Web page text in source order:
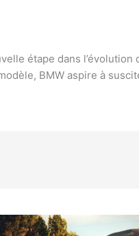
étape dans l’évolution
BMW aspire à